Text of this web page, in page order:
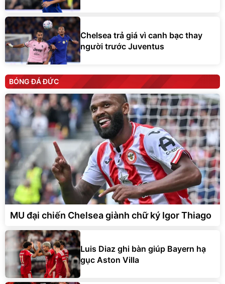
Chelsea trả giá vì canh bạc thay
người trước Juventus
BÓNG ĐÁ ĐỨC
MU đại chiến Chelsea giành chữ ký Igor Thiago
Luis Diaz ghi bàn giúp Bayern hạ
gục Aston Villa